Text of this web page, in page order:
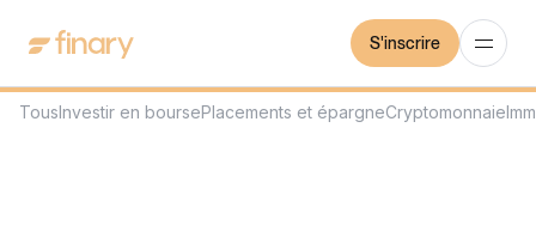
S'inscrire
TousInvestir en boursePlacements et épargneCryptomonnaie